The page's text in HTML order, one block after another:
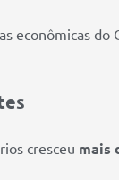
econômicas do
cresceu mais